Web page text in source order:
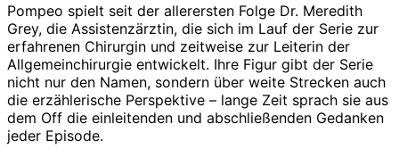
Pompeo spielt seit der allerersten Folge Dr. Meredith
Grey, die Assistenzärztin, die sich im Lauf der Serie zur
erfahrenen Chirurgin und zeitweise zur Leiterin der
Allgemeinchirurgie entwickelt. Ihre Figur gibt der Serie
nicht nur den Namen, sondern über weite Strecken auch
die erzählerische Perspektive – lange Zeit sprach sie aus
dem Off die einleitenden und abschließenden Gedanken
jeder Episode.